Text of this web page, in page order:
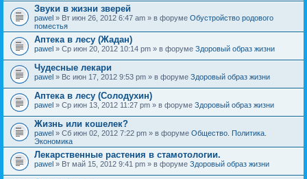
Звуки в жизни зверей
pawel » Вт июн 26, 2012 6:47 am » в форуме Обустройство родового
поместья
Аптека в лесу (Жадан)
pawel » Ср июн 20, 2012 10:14 pm » в форуме Здоровый образ жизни
Чудесные лекари
pawel » Вс июн 17, 2012 9:53 pm » в форуме Здоровый образ жизни
Аптека в лесу (Солодухин)
pawel » Ср июн 13, 2012 11:27 pm » в форуме Здоровый образ жизни
Жизнь или кошелек?
pawel » Сб июн 02, 2012 7:22 pm » в форуме Общество. Политика.
Экономика
Лекарственные растения в стамотологии.
pawel » Вт май 15, 2012 9:41 pm » в форуме Здоровый образ жизни